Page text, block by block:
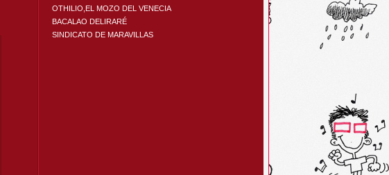
OTHILIO,EL MOZO DEL VENECIA
BACALAO DELIRARÉ
SINDICATO DE MARAVILLAS